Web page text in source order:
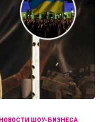
НОВОСТИ ШОУ-БИЗНЕСА